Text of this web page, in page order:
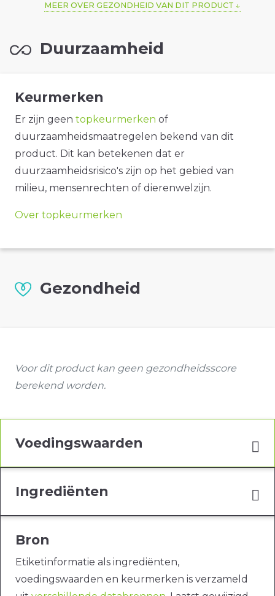
MEER OVER GEZONDHEID VAN DIT PRODUCT
Duurzaamheid
Keurmerken
Er zijn geen topkeurmerken of
duurzaamheidsmaatregelen bekend van dit
product. Dit kan betekenen dat er
duurzaamheidsrisico's zijn op het gebied van
milieu, mensenrechten of dierenwelzijn.
Over topkeurmerken
Gezondheid
Voor dit product kan geen gezondheidsscore
berekend worden.
Voedingswaarden
Ingrediënten
Bron
Etiketinformatie als ingrediënten,
voedingswaarden en keurmerken is verzameld